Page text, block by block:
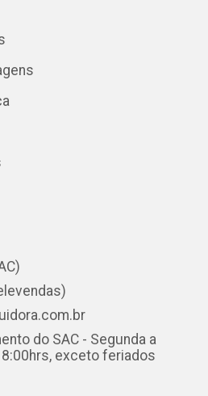
do SAC - Segunda a
exceto feriados